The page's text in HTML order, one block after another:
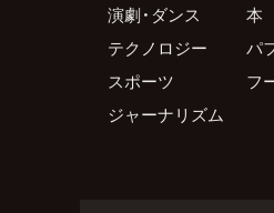
演劇・ダンス
本
テクノロジー
パ
スポーツ
フ
ジャーナリズム